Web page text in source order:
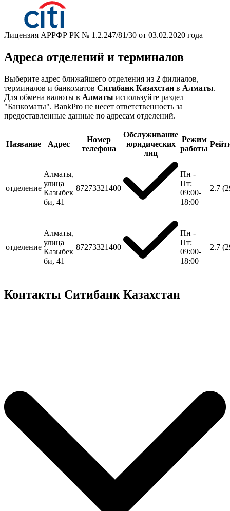
Лицензия АРРФР РК № 1.2.247/81/30 от 03.02.2020 года
Адреса отделений и терминалов
Выберите адрес ближайшего отделения из 2 филиалов,
терминалов и банкоматов Ситибанк Казахстан в Алматы.
Для обмена валюты в Алматы используйте раздел
"Банкоматы". BankPro не несет ответственность за
предоставленные данные по адресам отделений.
Название Адрес
Номер
телефона
Обслуживание
юридических
лиц
Режим
работы
отделение
Алматы,
улица
Казыбек
би, 41
87273321400
Пн -
Пт:
09:00-
18:00
2.7
отделение
Алматы,
улица
Казыбек
би, 41
87273321400
Пн -
Пт:
09:00-
18:00
2.7
Контакты Ситибанк Казахстан